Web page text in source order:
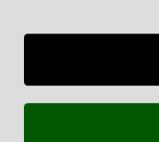
Informative e